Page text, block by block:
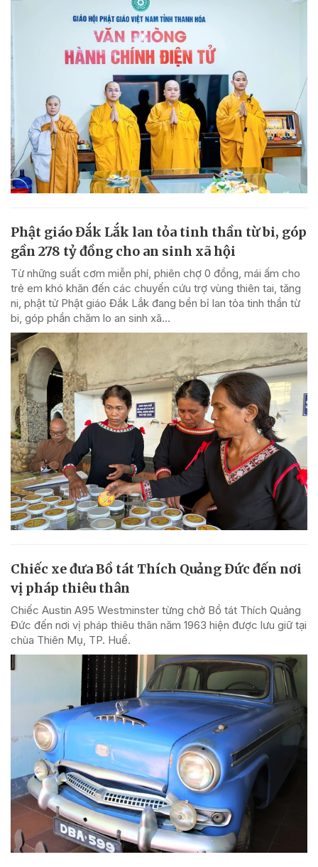
Phật giáo Đắk Lắk lan tỏa tinh thần từ bi, góp
gần 278 tỷ đồng cho an sinh xã hội
Từ những suất cơm miễn phí, phiên chợ 0 đồng, mái ấm cho
trẻ em khó khăn đến các chuyến cứu trợ vùng thiên tai, tăng
ni, phật tử Phật giáo Đắk Lắk đang bền bỉ lan tỏa tinh thần từ
bi, góp phần chăm lo an sinh xã...
Chiếc xe đưa Bồ tát Thích Quảng Đức đến nơi
vị pháp thiêu thân
Chiếc Austin A95 Westminster từng chở Bồ tát Thích Quảng
Đức đến nơi vị pháp thiêu thân năm 1963 hiện được lưu giữ tại
chùa Thiên Mụ, TP. Huế.